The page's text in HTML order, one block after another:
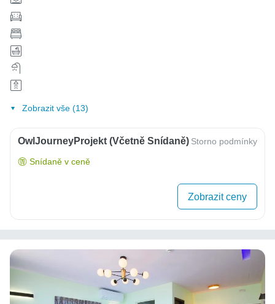
Zobrazit vše (13)
OwlJourneyProjekt (včetně Snídaně) Storno podmínky
Snídaně v ceně
Zobrazit ceny